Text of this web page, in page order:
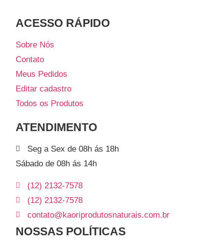
ACESSO RÁPIDO​
Sobre Nós
Contato
Meus Pedidos
Editar cadastro
Todos os Produtos
ATENDIMENTO
Seg a Sex de 08h ás 18h
Sábado de 08h ás 14h
(12) 2132-7578
(12) 2132-7578
contato@kaoriprodutosnaturais.com.br
NOSSAS POLÍTICAS